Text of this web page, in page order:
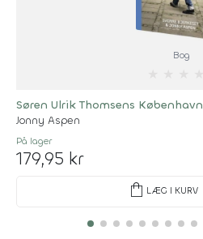
Bog
Søren Ulrik Thomsens København
Jonny Aspen
På lager
179,95 kr
shopping_bag LÆG I KURV